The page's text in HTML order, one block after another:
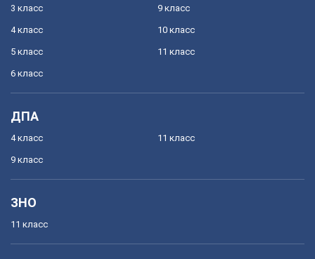
3 класс
4 класс
5 класс
6 класс
9 класс
10 класс
11 класс
ДПА
4 класс
9 класс
11 класс
ЗНО
11 класс